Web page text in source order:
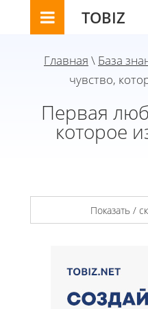
TOBIZ
Главная \ База
чувство,
Первая
которое
Показать /